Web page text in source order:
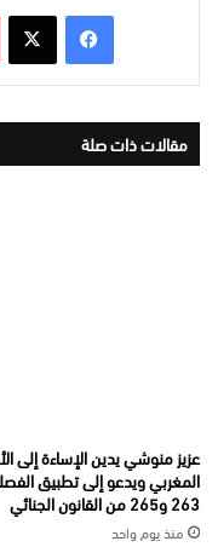
مقالات ذات صلة
عزيز منوشي يدين الإساءة إلى
المغربي ويدعو إلى تطبيق
263 و265 من القانون الجنائي
منذ يوم واحد